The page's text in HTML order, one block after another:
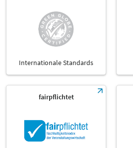
Internationale Standards
fairpflichtet